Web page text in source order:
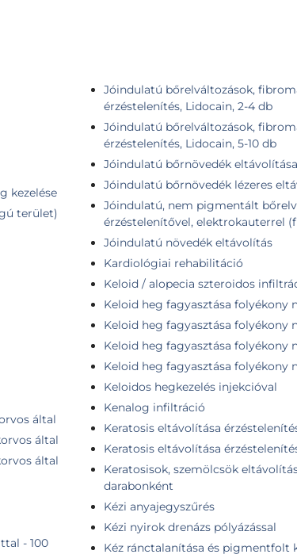
kezelése
terület)
által
által
által
- 100
Jóindulatú bőrelváltozások,
érzéstelenítés, Lidocain, 2-4 db
Jóindulatú bőrelváltozások,
érzéstelenítés, Lidocain, 5-10 db
Jóindulatú bőrnövedék
Jóindulatú bőrnövedék lézeres
Jóindulatú, nem pigmentált
érzéstelenítővel, elektrokauterrel
Jóindulatú növedék eltávolítás
Kardiológiai rehabilitáció
Keloid / alopecia szteroidos
Keloid heg fagyasztása folyékony
Keloid heg fagyasztása folyékony
Keloid heg fagyasztása folyékony
Keloid heg fagyasztása folyékony
Keloidos hegkezelés injekcióval
Kenalog infiltráció
Keratosis eltávolítása
Keratosis eltávolítása
Keratosisok, szemölcsök
darabonként
Kézi anyajegyszűrés
Kézi nyirok drenázs pólyázással
Kéz ránctalanítása és pigmentfolt